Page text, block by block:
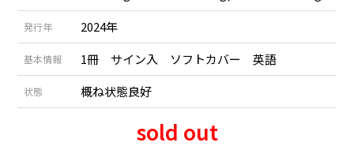
発行年 2024年
基本情報 1冊 サイン入 ソフトカバー 英語
状態 概ね状態良好
sold out